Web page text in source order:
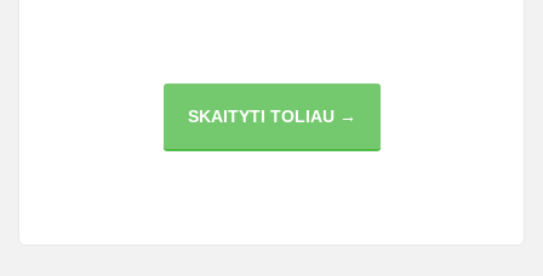
SKAITYTI TOLIAU →
KAI